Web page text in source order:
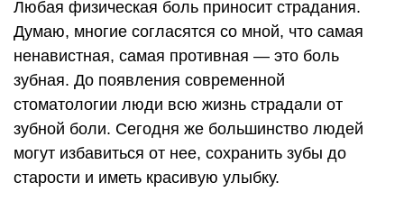
Любая физическая боль приносит страдания.
Думаю, многие согласятся со мной, что самая
ненавистная, самая противная — это боль
зубная. До появления современной
стоматологии люди всю жизнь страдали от
зубной боли. Сегодня же большинство людей
могут избавиться от нее, сохранить зубы до
старости и иметь красивую улыбку.